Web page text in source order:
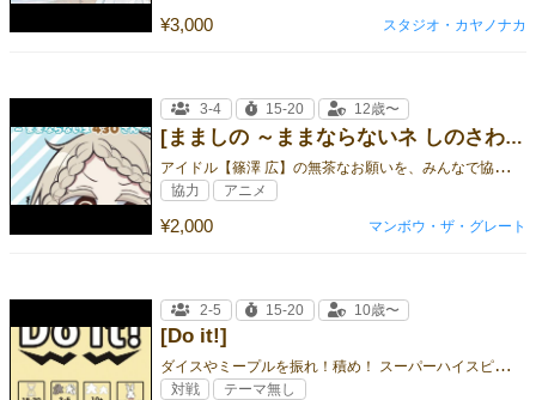
¥3,000 スタジオ・カヤノナカ
[まましの ～ままならないネ しのさわさん～]
ア
イドル【篠澤 広】の無茶なお願いを、みんなで協力して解決しよう！
¥2,000
3-4 15-20 12歳〜
協力 アニメ
マンボウ・ザ・グレート
[Do it!]
ダ
イスやミープルを振れ！積め！ スーパーハイスピードダイスアクションゲーム！
2-5 15-20 10歳〜
対戦 テーマ無し